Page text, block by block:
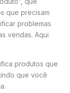
que precisam
problemas
vendas. Aqui
produtos que
que você